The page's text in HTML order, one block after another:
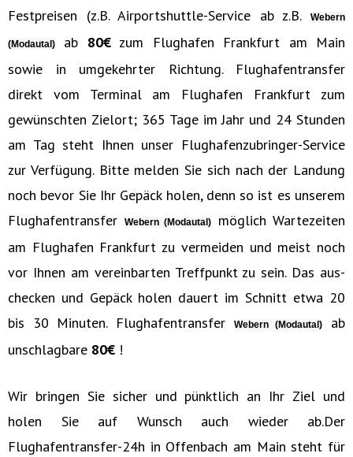
Festpreisen (z.B. Airportshuttle-Service ab z.B.
Webern
(Modautal) ab 80€‎zum Flughafen Frankfurt am Main
sowie in umgekehrter Richtung. Flughafentransfer
direkt vom Terminal am Flughafen Frankfurt zum
gewünschten Zielort; 365 Tage im Jahr und 24 Stunden
am Tag steht Ihnen unser Flughafenzubringer-Service
zur Verfügung. Bitte melden Sie sich nach der Landung
noch bevor Sie Ihr Gepäck holen, denn so ist es unserem
Flughafentransfer
Webern (Modautal)
möglich Wartezeiten
am Flughafen Frankfurt zu vermeiden und meist noch
vor Ihnen am vereinbarten Treffpunkt zu sein. Das aus-
checken und Gepäck holen dauert im Schnitt etwa 20
bis 30 Minuten. Flughafentransfer
Webern (Modautal)
ab
unschlagbare 80€‎ !
Wir bringen Sie sicher und pünktlich an Ihr Ziel und
holen Sie auf Wunsch auch wieder ab.Der
Flughafentransfer-24h in Offenbach am Main steht für